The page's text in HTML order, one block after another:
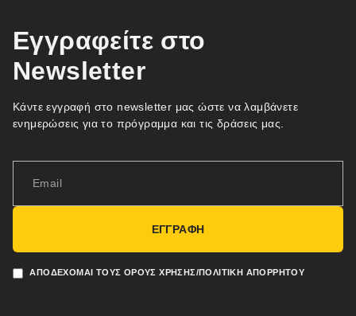
Εγγραφείτε στο
Newsletter
Κάντε εγγραφή στο newsletter μας ώστε να λαμβάνετε
ενημερώσεις για το πρόγραμμα και τις δράσεις μας.
ΑΠΟΔΈΧΟΜΑΙ ΤΟΥΣ ΌΡΟΥΣ ΧΡΉΣΗΣ/ΠΟΛΙΤΙΚΉ ΑΠΟΡΡΉΤΟΥ
ΕΓΓΡΑΦΗ